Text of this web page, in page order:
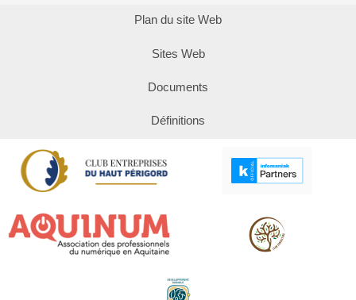
Plan du site Web
Sites Web
Documents
Définitions